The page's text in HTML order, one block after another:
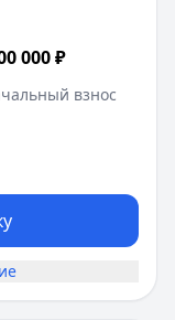
000 ₽
взнос